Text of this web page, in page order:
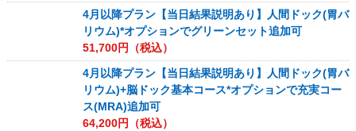
4月以降プラン【当日結果説明あり】人間ドック(胃バ
リウム)*オプションでグリーンセット追加可
51,700円（税込）
4月以降プラン【当日結果説明あり】人間ドック(胃バ
リウム)+脳ドック基本コース*オプションで充実コー
ス(MRA)追加可
64,200円（税込）